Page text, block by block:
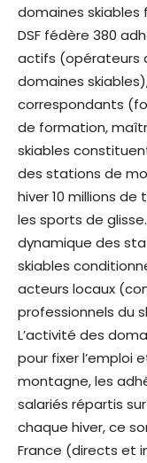
domaines
DSF fédère 380
actifs (opérateurs
domaines
correspondants
de formation,
skiables
des stations de
hiver 10 millions
les sports de
dynamique des
skiables
acteurs locaux
professionnels du
L’activité des
pour fixer l’emploi
montagne, les
salariés répartis
chaque hiver, ce
France (directs et